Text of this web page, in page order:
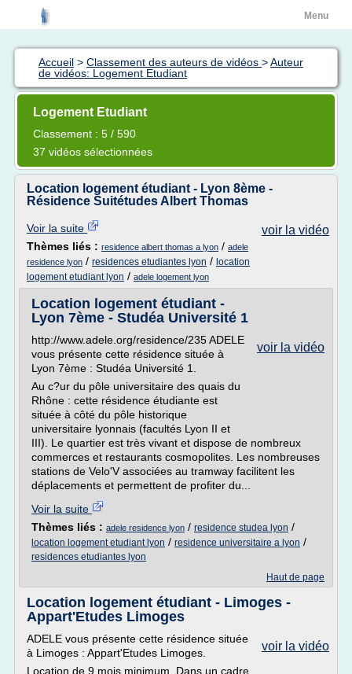
Menu
Accueil > Classement des auteurs de vidéos >Auteur
de vidéos: Logement Etudiant
Logement Etudiant
Classement : 5 / 590
37 vidéos sélectionnées
Location logement étudiant - Lyon 8ème -
Résidence Suitétudes Albert Thomas
voir la vidéo
Voir la suite
Thèmes liés : residence albert thomas a lyon / adele
residence lyon / residences etudiantes lyon / location
logement etudiant lyon / adele logement lyon
Location logement étudiant -
Lyon 7ème - Studéa Université 1
voir la vidéo
http://www.adele.org/residence/235 ADELE
vous présente cette résidence située à
Lyon 7ème : Studéa Université 1.
Au c?ur du pôle universitaire des quais du
Rhône : cette résidence étudiante est
située à côté du pôle historique
universitaire lyonnais (facultés Lyon II et
III). Le quartier est très vivant et dispose de nombreux
commerces et restaurants cosmopolites. Les nombreuses
stations de Velo'V associées au tramway facilitent les
déplacements et permettent de profiter du...
Voir la suite
Thèmes liés : adele residence lyon / residence studea lyon /
location logement etudiant lyon / residence universitaire a lyon /
residences etudiantes lyon
Haut de page
Location logement étudiant - Limoges -
Appart'Etudes Limoges
voir la vidéo
ADELE vous présente cette résidence située
à Limoges : Appart'Etudes Limoges.
Location de 9 mois minimum. Dans un cadre